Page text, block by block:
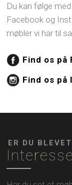
Du kan følge
Facebook og
møbler vi har til
Find os på
Find os på
ER DU BLEVET